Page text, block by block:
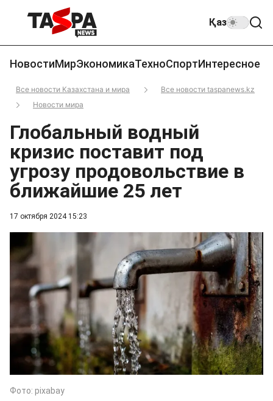
Қаз
НовостиМирЭкономикаТехноСпортИнтересное
Все новости Казахстана и мира
Все новости taspanews.kz
Новости мира
17 октября 2024 15:23
Глобальный водный
кризис поставит под
угрозу продовольствие в
ближайшие 25 лет
Фото: pixabay